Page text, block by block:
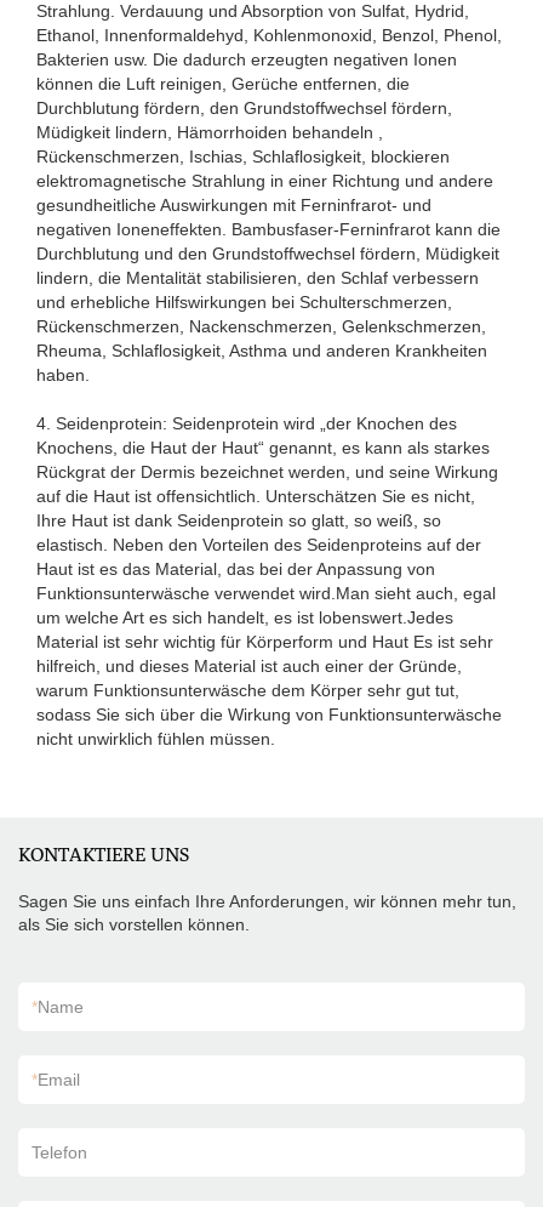
Strahlung. Verdauung und Absorption von Sulfat, Hydrid,
Ethanol, Innenformaldehyd, Kohlenmonoxid, Benzol, Phenol,
Bakterien usw. Die dadurch erzeugten negativen Ionen
können die Luft reinigen, Gerüche entfernen, die
Durchblutung fördern, den Grundstoffwechsel fördern,
Müdigkeit lindern, Hämorrhoiden behandeln ,
Rückenschmerzen, Ischias, Schlaflosigkeit, blockieren
elektromagnetische Strahlung in einer Richtung und andere
gesundheitliche Auswirkungen mit Ferninfrarot- und
negativen Ioneneffekten. Bambusfaser-Ferninfrarot kann die
Durchblutung und den Grundstoffwechsel fördern, Müdigkeit
lindern, die Mentalität stabilisieren, den Schlaf verbessern
und erhebliche Hilfswirkungen bei Schulterschmerzen,
Rückenschmerzen, Nackenschmerzen, Gelenkschmerzen,
Rheuma, Schlaflosigkeit, Asthma und anderen Krankheiten
haben.
4. Seidenprotein: Seidenprotein wird „der Knochen des
Knochens, die Haut der Haut“ genannt, es kann als starkes
Rückgrat der Dermis bezeichnet werden, und seine Wirkung
auf die Haut ist offensichtlich. Unterschätzen Sie es nicht,
Ihre Haut ist dank Seidenprotein so glatt, so weiß, so
elastisch. Neben den Vorteilen des Seidenproteins auf der
Haut ist es das Material, das bei der Anpassung von
Funktionsunterwäsche verwendet wird.Man sieht auch, egal
um welche Art es sich handelt, es ist lobenswert.Jedes
Material ist sehr wichtig für Körperform und Haut Es ist sehr
hilfreich, und dieses Material ist auch einer der Gründe,
warum Funktionsunterwäsche dem Körper sehr gut tut,
sodass Sie sich über die Wirkung von Funktionsunterwäsche
nicht unwirklich fühlen müssen.
KONTAKTIERE UNS
Sagen Sie uns einfach Ihre Anforderungen, wir können mehr tun,
als Sie sich vorstellen können.
*Name
*Email
Telefon